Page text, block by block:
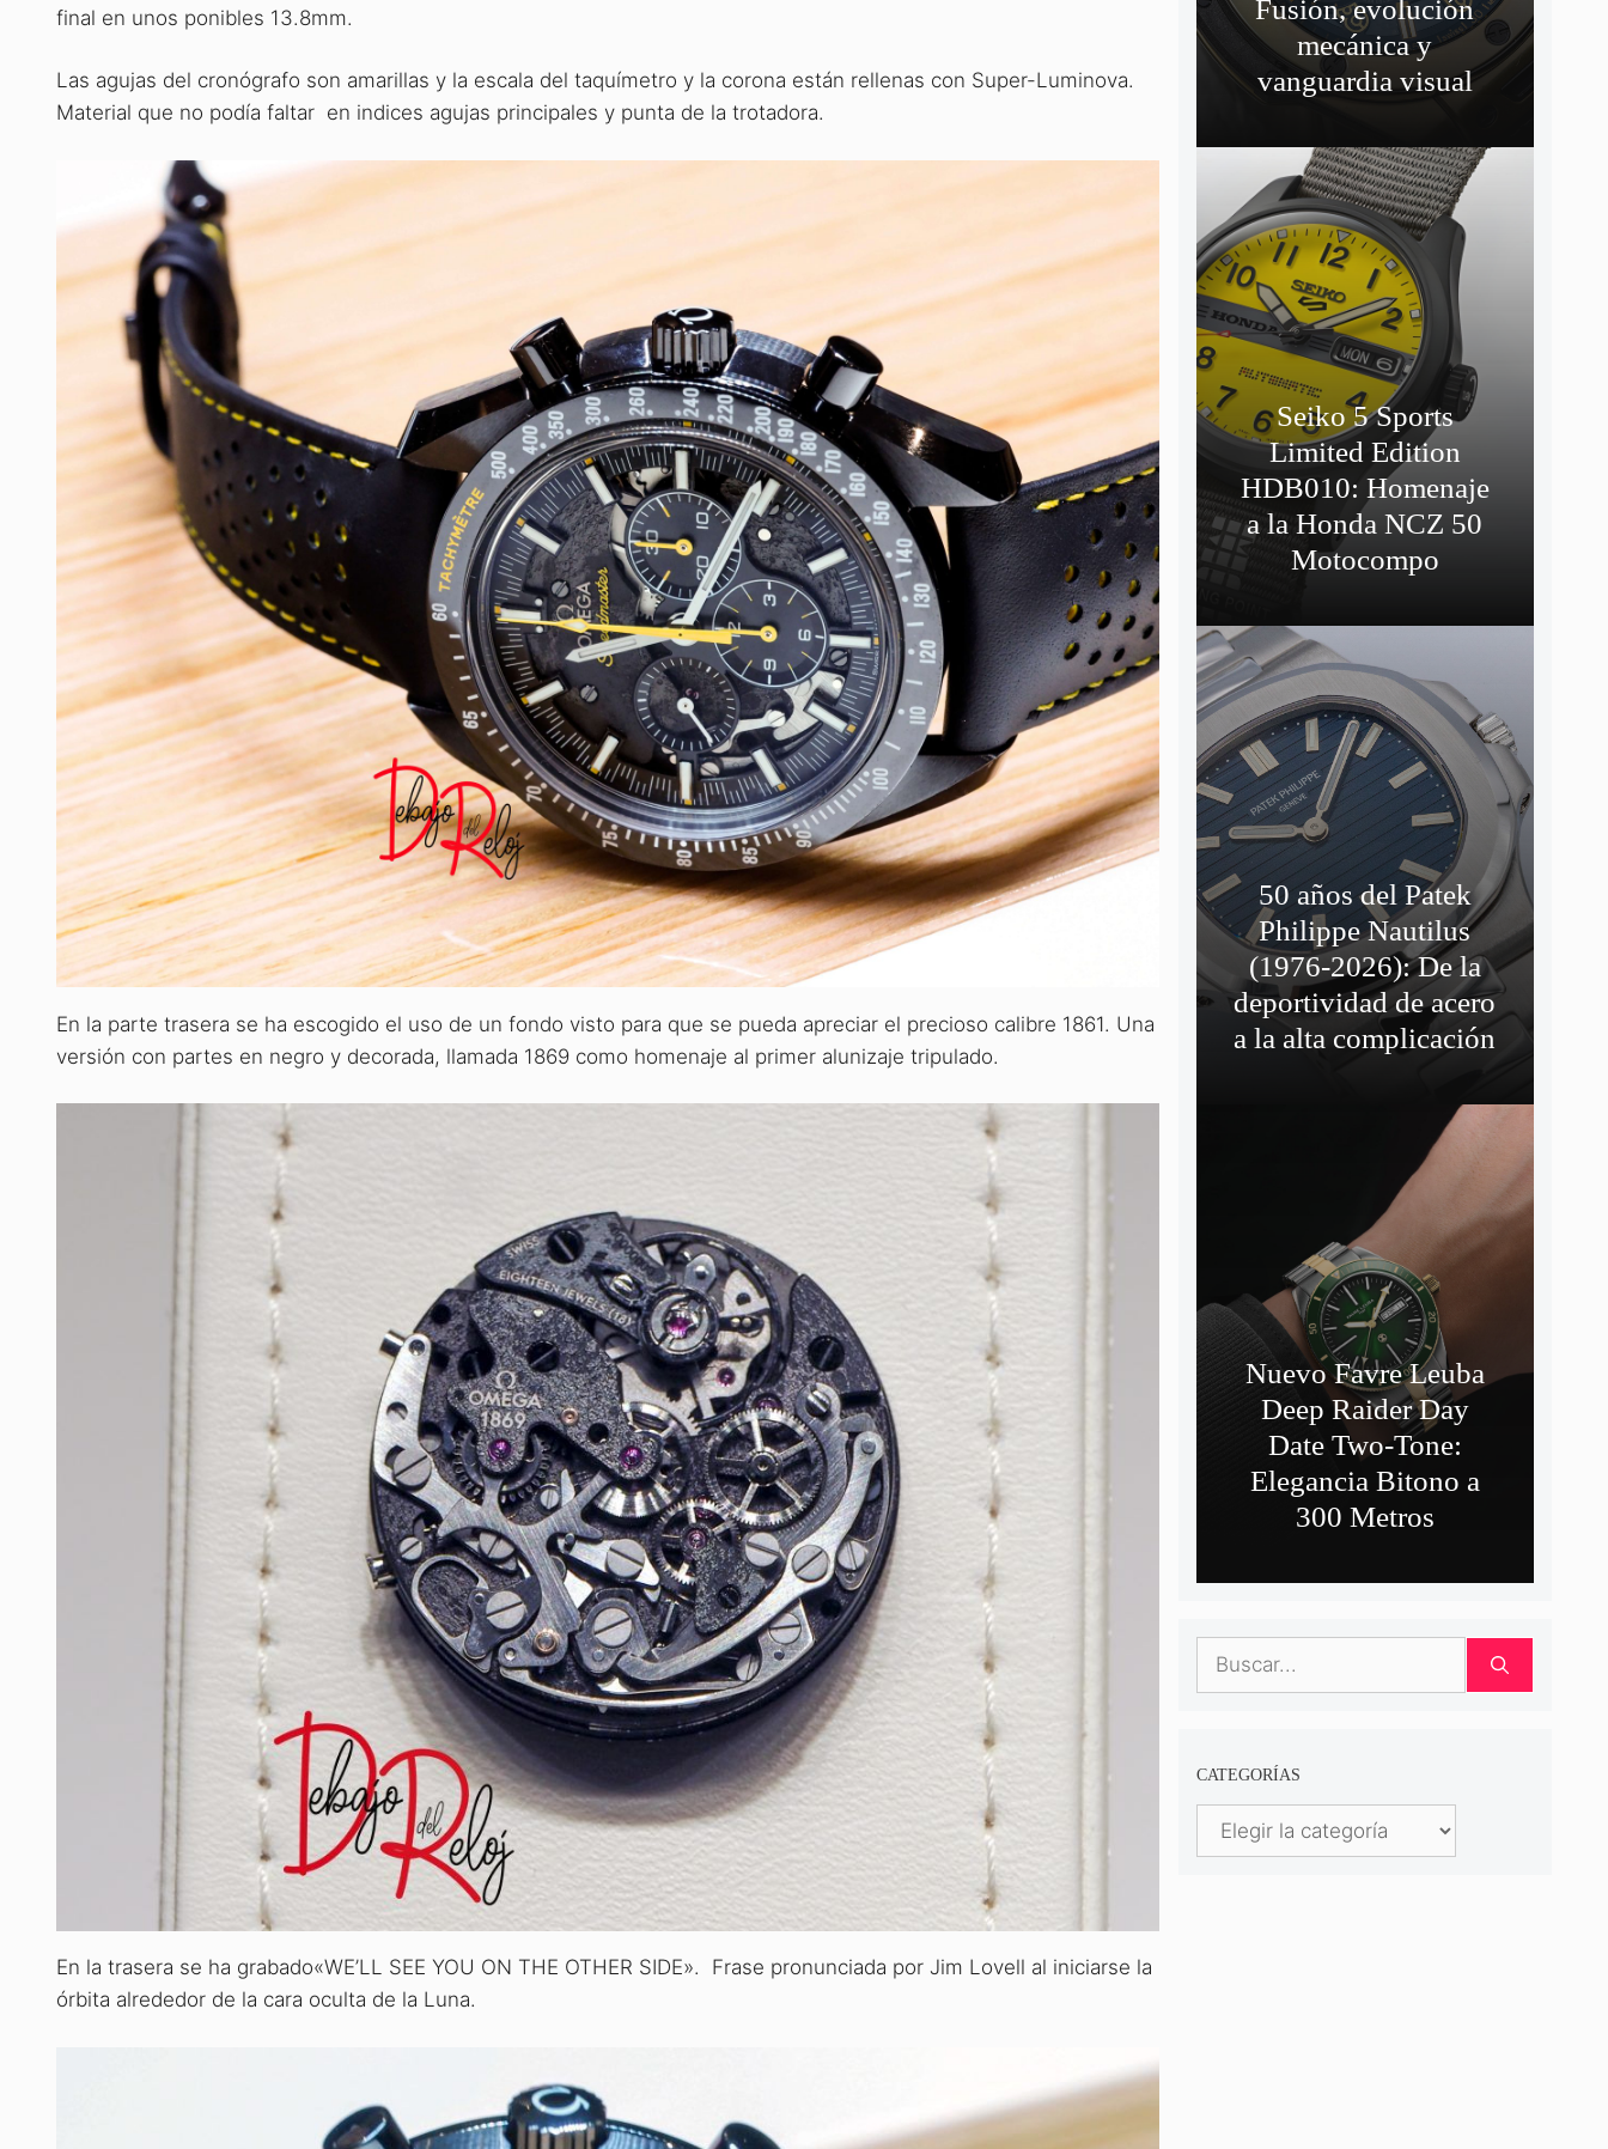
final en unos ponibles 13.8mm.
Las agujas del cronógrafo son amarillas y la escala del taquímetro y la corona están rellenas con Super-Luminova.
Material que no podía faltar en indices agujas principales y punta de la trotadora.
En la parte trasera se ha escogido el uso de un fondo visto para que se pueda apreciar el precioso calibre 1861. Una
versión con partes en negro y decorada, llamada 1869 como homenaje al primer alunizaje tripulado.
En la trasera se ha grabado«WE’LL SEE YOU ON THE OTHER SIDE». Frase pronunciada por Jim Lovell al iniciarse la
órbita alrededor de la cara oculta de la Luna.
Fusión, evolución
mecánica y
vanguardia visual
Seiko 5 Sports
Limited Edition
HDB010: Homenaje
a la Honda NCZ 50
Motocompo
50 años del Patek
Philippe Nautilus
(1976-2026): De la
deportividad de acero
a la alta complicación
Nuevo Favre Leuba
Deep Raider Day
Date Two-Tone:
Elegancia Bitono a
300 Metros
Buscar:
CATEGORÍAS
Categorías